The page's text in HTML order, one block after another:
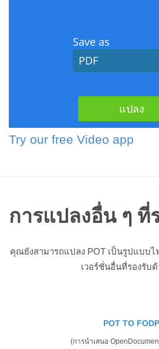
Try our free Video app
การแปลงอื่น ๆ ที่
คุณยังสามารถแปลง POT เป็นรูปแบบ
เวอร์ชั่นอื่นที่รองรับ
POT TO FODP
(การนำเสนอ